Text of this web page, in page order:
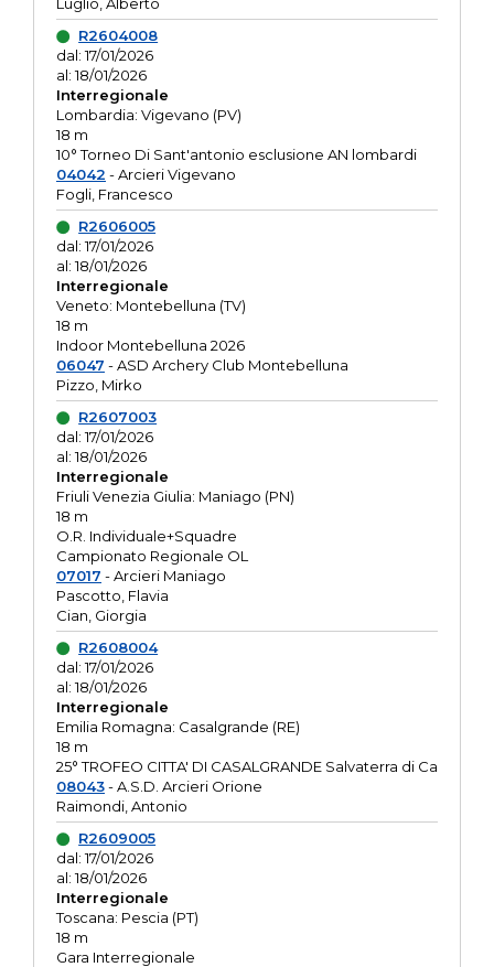
R2604008
dal: 17/01/2026
al: 18/01/2026
Interregionale
Lombardia: Vigevano (PV)
18 m
10° Torneo Di Sant'antonio esclusione AN lombardi
04042 - Arcieri Vigevano
Fogli, Francesco
R2606005
dal: 17/01/2026
al: 18/01/2026
Interregionale
Veneto: Montebelluna (TV)
18 m
Indoor Montebelluna 2026
06047 - ASD Archery Club Montebelluna
Pizzo, Mirko
R2607003
dal: 17/01/2026
al: 18/01/2026
Interregionale
Friuli Venezia Giulia: Maniago (PN)
18 m
O.R. Individuale+Squadre
Campionato Regionale OL
07017 - Arcieri Maniago
Pascotto, Flavia
Cian, Giorgia
R2608004
dal: 17/01/2026
al: 18/01/2026
Interregionale
Emilia Romagna: Casalgrande (RE)
18 m
25° TROFEO CITTA' DI CASALGRANDE Salvaterra di Ca
08043- A.S.D. Arcieri Orione
Raimondi, Antonio
R2609005
dal: 17/01/2026
al: 18/01/2026
Interregionale
Toscana: Pescia (PT)
18 m
Gara Interregionale